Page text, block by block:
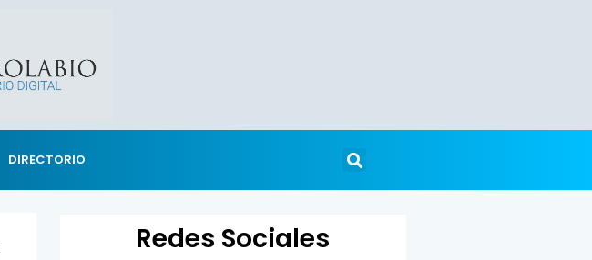
DIRECTORIO
Redes Sociales